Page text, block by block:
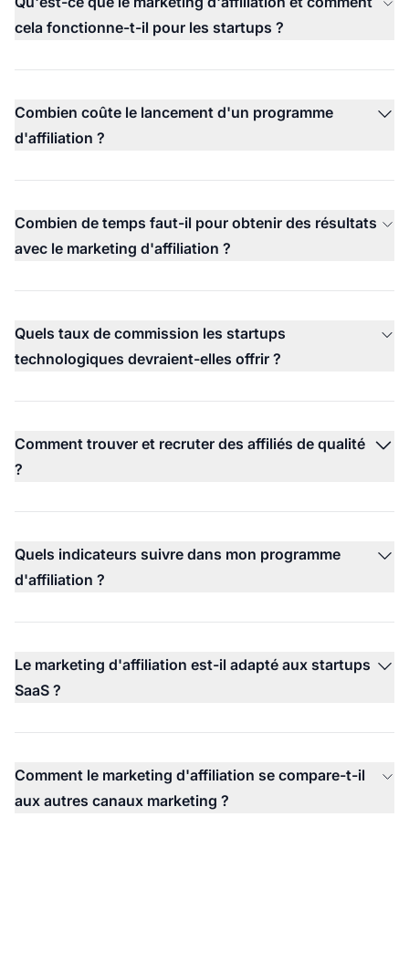
cela fonctionne-t-il pour les startups ?
Combien coûte le lancement d'un programme
d'affiliation ?
Combien de temps faut-il pour obtenir des résultats
avec le marketing d'affiliation ?
Quels taux de commission les startups
technologiques devraient-elles offrir ?
Comment trouver et recruter des affiliés de qualité
?
Quels indicateurs suivre dans mon programme
d'affiliation ?
Le marketing d'affiliation est-il adapté aux startups
SaaS ?
Comment le marketing d'affiliation se compare-t-il
aux autres canaux marketing ?